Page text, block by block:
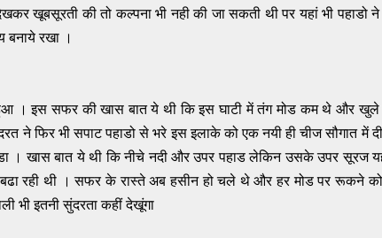
खूबसूरती की तो कल्पना भी नही की जा सकती थी पर यहां भी पहाडो
बनाये रखा ।
। इस सफर की खास बात ये थी कि इस घाटी में तंग मोड कम थे और
ने फिर भी सपाट पहाडो से भरे इस इलाके को एक नयी ही चीज सौगात में दी
। खास बात ये थी कि नीचे नदी और उपर पहाड लेकिन उसके उपर सूरज
रही थी । सफर के रास्ते अब हसीन हो चले थे और हर मोड पर रूकने
भी इतनी सुंदरता कहीं देखूंगा